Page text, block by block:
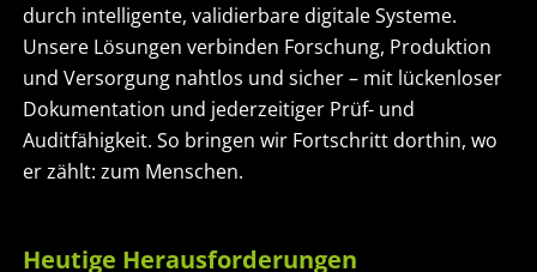
durch intelligente, validierbare digitale Systeme.
Unsere Lösungen verbinden Forschung, Produktion
und Versorgung nahtlos und sicher – mit lückenloser
Dokumentation und jederzeitiger Prüf- und
Auditfähigkeit. So bringen wir Fortschritt dorthin, wo
er zählt: zum Menschen.
Heutige Herausforderungen